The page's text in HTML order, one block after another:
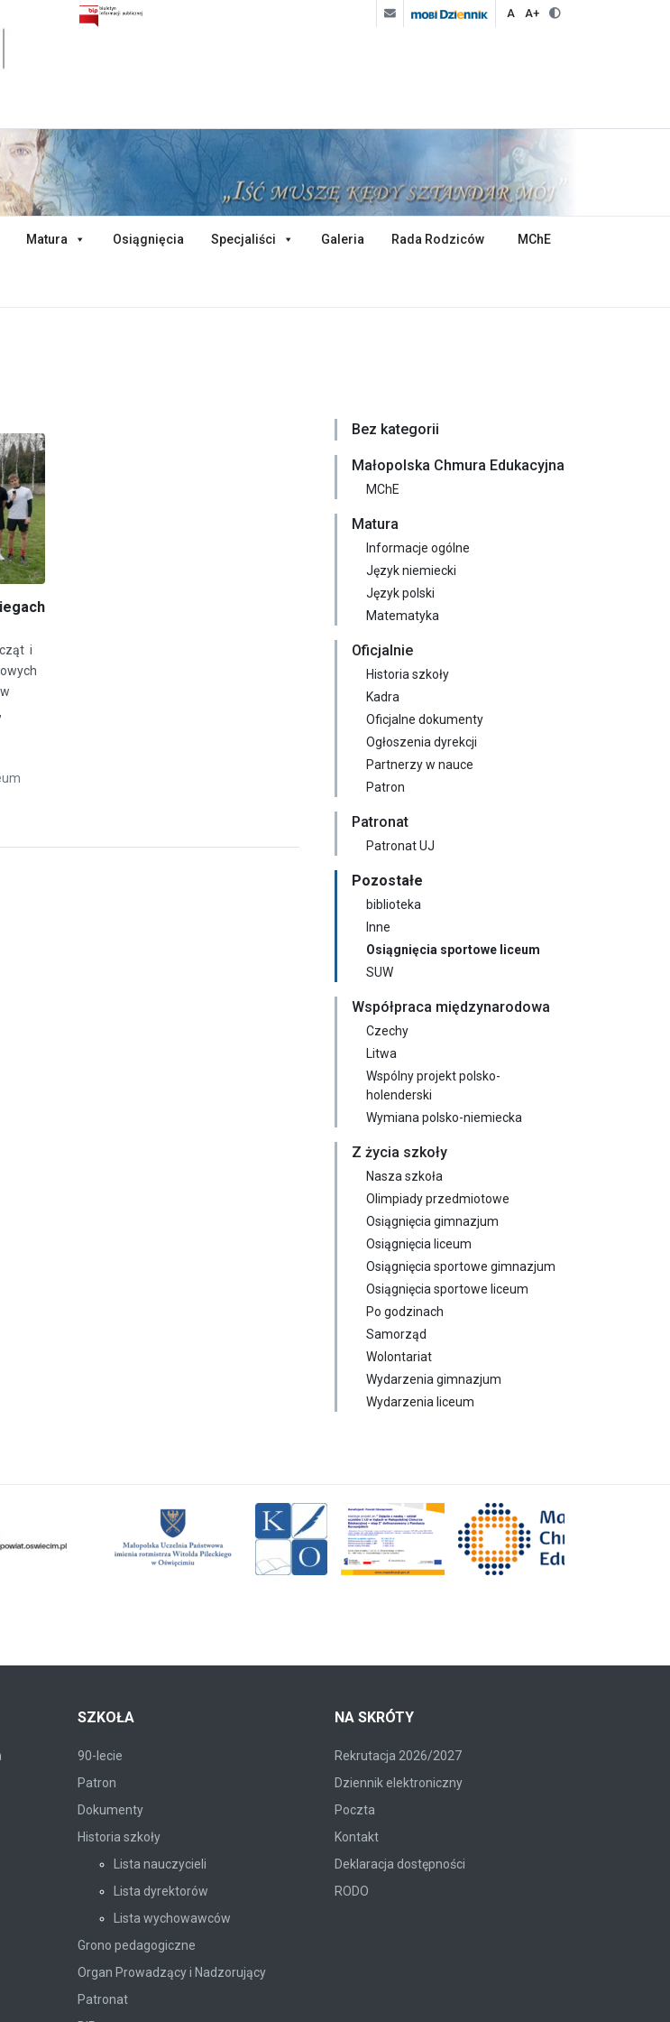
A A+
Matura Osiągnięcia MChE
Specjaliści Galeria Rada Rodziców
i
Bez kategorii
Małopolska Chmura Edukacyjna
MChE
Matura
Informacje ogólne
Język niemiecki
Język polski
Matematyka
Oficjalnie
Historia szkoły
Kadra
Oficjalne dokumenty
Ogłoszenia dyrekcji
Partnerzy w nauce
Patron
Patronat
Patronat UJ
Pozostałe
biblioteka
Inne
Osiągnięcia sportowe liceum
SUW
Współpraca międzynarodowa
Czechy
Litwa
Wspólny projekt polsko-
holenderski
Wymiana polsko-niemiecka
Z życia szkoły
Nasza szkoła
Olimpiady przedmiotowe
Osiągnięcia gimnazjum
Osiągnięcia liceum
Osiągnięcia sportowe gimnazjum
Osiągnięcia sportowe liceum
Po godzinach
Samorząd
Wolontariat
Wydarzenia gimnazjum
Wydarzenia liceum
SZKOŁA
90-lecie
Patron
Dokumenty
Historia szkoły
Lista nauczycieli
Lista dyrektorów
Lista wychowawców
Grono pedagogiczne
Organ Prowadzący i Nadzorujący
Patronat
NA SKRÓTY
Rekrutacja 2026/2027
Dziennik elektroniczny
Poczta
Kontakt
Deklaracja dostępności
RODO